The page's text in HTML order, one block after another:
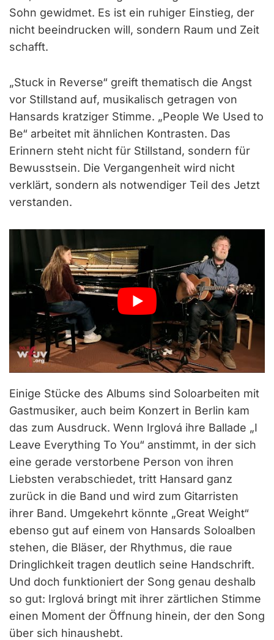
Sohn gewidmet. Es ist ein ruhiger Einstieg, der
nicht beeindrucken will, sondern Raum und Zeit
schafft.
„Stuck in Reverse“ greift thematisch die Angst
vor Stillstand auf, musikalisch getragen von
Hansards kratziger Stimme. „People We Used to
Be“ arbeitet mit ähnlichen Kontrasten. Das
Erinnern steht nicht für Stillstand, sondern für
Bewusstsein. Die Vergangenheit wird nicht
verklärt, sondern als notwendiger Teil des Jetzt
verstanden.
Einige Stücke des Albums sind Soloarbeiten mit
Gastmusiker, auch beim Konzert in Berlin kam
das zum Ausdruck. Wenn Irglová ihre Ballade „I
Leave Everything To You“ anstimmt, in der sich
eine gerade verstorbene Person von ihren
Liebsten verabschiedet, tritt Hansard ganz
zurück in die Band und wird zum Gitarristen
ihrer Band. Umgekehrt könnte „Great Weight“
ebenso gut auf einem von Hansards Soloalben
stehen, die Bläser, der Rhythmus, die raue
Dringlichkeit tragen deutlich seine Handschrift.
Und doch funktioniert der Song genau deshalb
so gut: Irglová bringt mit ihrer zärtlichen Stimme
einen Moment der Öffnung hinein, der den Song
über sich hinaushebt.